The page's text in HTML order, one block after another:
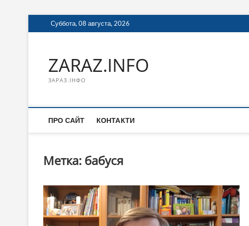
Перейти
к
Суббота, 08 августа, 2026
ZARAZ.INFO
ЗАРАЗ.ІНФО
ПРО САЙТ КОНТАКТИ
Метка: бабуся